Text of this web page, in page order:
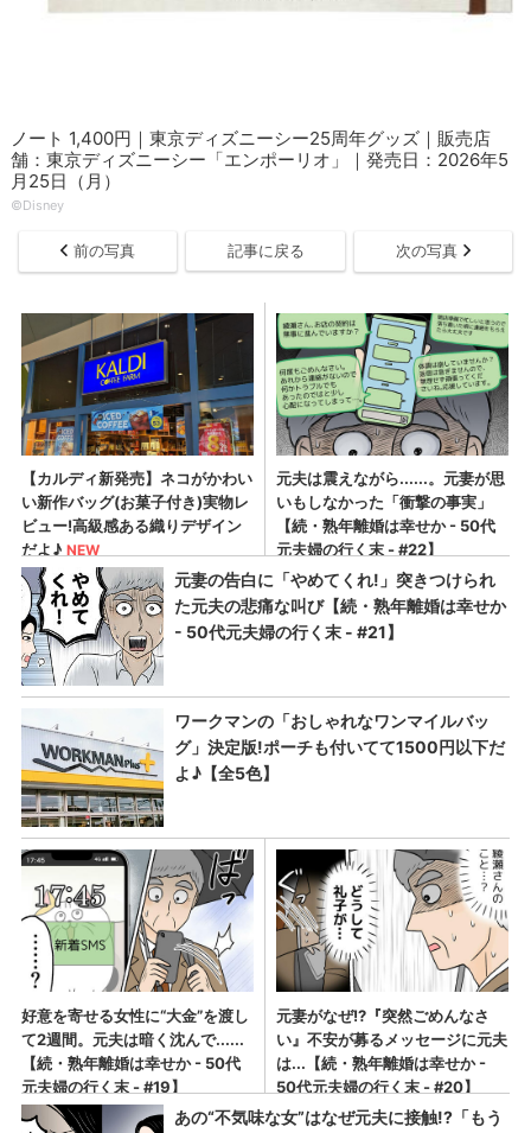
ノート 1,400円｜東京ディズニーシー25周年グッズ｜販売店
舗：東京ディズニーシー「エンポーリオ」｜発売日：2026年5
月25日（月）
©Disney
前の写真 記事に戻る 次の写真